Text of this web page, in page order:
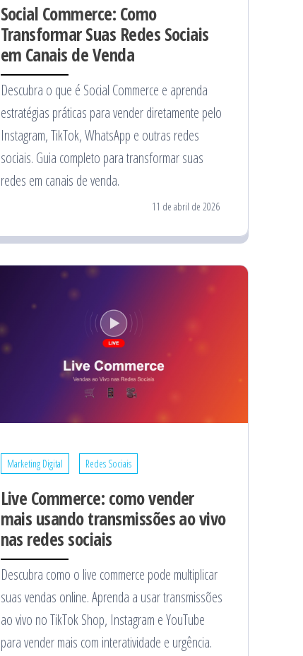
Social Commerce: Como
Transformar Suas Redes Sociais
em Canais de Venda
Descubra o que é Social Commerce e aprenda
estratégias práticas para vender diretamente pelo
Instagram, TikTok, WhatsApp e outras redes
sociais. Guia completo para transformar suas
redes em canais de venda.
11 de abril de 2026
Marketing Digital Redes Sociais
Live Commerce: como vender
mais usando transmissões ao vivo
nas redes sociais
Descubra como o live commerce pode multiplicar
suas vendas online. Aprenda a usar transmissões
ao vivo no TikTok Shop, Instagram e YouTube
para vender mais com interatividade e urgência.